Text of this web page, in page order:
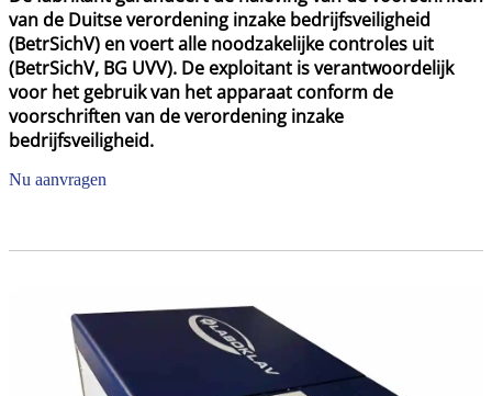
van de Duitse verordening inzake bedrijfsveiligheid
(BetrSichV) en voert alle noodzakelijke controles uit
(BetrSichV, BG UVV). De exploitant is verantwoordelijk
voor het gebruik van het apparaat conform de
voorschriften van de verordening inzake
bedrijfsveiligheid.
Nu aanvragen